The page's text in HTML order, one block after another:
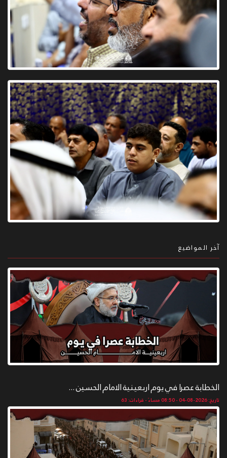
آخر المواضيع
الخطابة عصرا في يوم اربعينية الامام الحسين ...
تاريخ: 2026-08-04 - 08:50 مساءً - قراءات: 63